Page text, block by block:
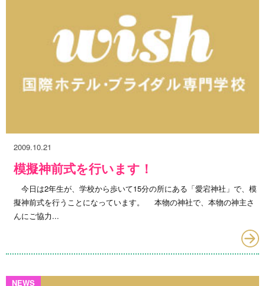
2009.10.21
模擬神前式を行います！
今日は2年生が、学校から歩いて15分の所にある「愛宕神社」で、模
擬神前式を行うことになっています。 本物の神社で、本物の神主さ
んにご協力...
NEWS